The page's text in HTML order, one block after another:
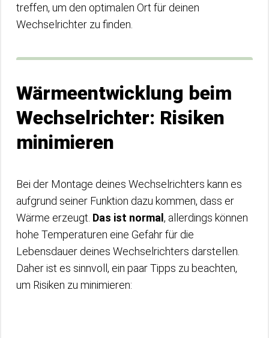
treffen, um den optimalen Ort für deinen
Wechselrichter zu finden.
Wärmeentwicklung beim
Wechselrichter: Risiken
minimieren
Bei der Montage deines Wechselrichters kann es
aufgrund seiner Funktion dazu kommen, dass er
Wärme erzeugt. Das ist normal, allerdings können
hohe Temperaturen eine Gefahr für die
Lebensdauer deines Wechselrichters darstellen.
Daher ist es sinnvoll, ein paar Tipps zu beachten,
um Risiken zu minimieren: